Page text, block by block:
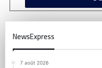
NewsExpress
7 août 2026